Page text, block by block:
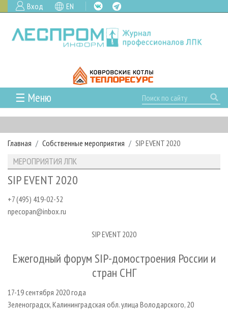
Вход EN
☰ Меню
ГЛАВНАЯ
РУБРИКИ И ТЕМЫ
РУБРИКИ ЖУРНАЛА
ЛЕСНОЕ ХОЗЯЙСТВО
ЛЕСОЗАГОТОВКА
ЛЕСОПИЛЕНИЕ
ДЕРЕВООБРАБОТКА
ПРОИЗВОДСТВО ДРЕВЕСНЫХ ПЛИТ
ДЕРЕВЯННОЕ ДОМОСТРОЕНИЕ
БИОЭНЕРГЕТИКА
НОВОСТИ
КАЛЕНДАРЬ СОБЫТИЙ
НОВОСТИ ЛПК
НОВОСТИ ЖУРНАЛА
НОВОСТИ КОМПАНИЙ
ПРОЕКТЫ ЛПИ
АНАЛИТИКА
ПРЕДПРИЯТИЯ ЛПК
ЛЕСНЫЕ РЕГИОНЫ РОССИИ
МОБИЛЬНЫЕ ВЫСТАВКИ
ОФИЦИАЛЬНЫЕ ДЕЛЕГАЦИИ
ПРИОРИТЕТНЫЕ ИНВЕСТПРОЕКТЫ
RUSSIAN FORESTRY REVIEW
АРХИВ
АРХИВ ЖУРНАЛОВ
СТАТЬИ
О ЖУРНАЛЕ
ПОДПИСКА
РЕКЛАМА НА САЙТЕ
Главная Собственные мероприятия SIP EVENT 2020
МЕРОПРИЯТИЯ ЛПК
SIP EVENT 2020
+7 (495) 419-02-52
npecopan@inbox.ru
SIP EVENT 2020
Ежегодный форум SIP-домостроения России и
стран СНГ
17-19 сентября 2020 года
Зеленоградск, Калининградская обл. улица Володарского, 20